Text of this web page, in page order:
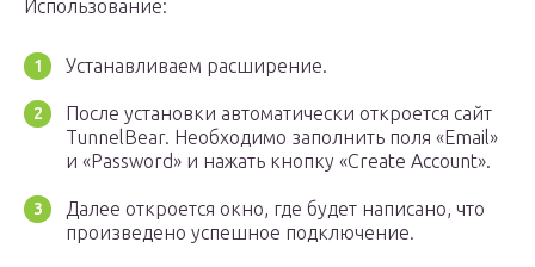
Использование:
Устанавливаем расширение.
После установки автоматически откроется сайт
TunnelBear. Необходимо заполнить поля «Email»
и «Password» и нажать кнопку «Create Account».
Далее откроется окно, где будет написано, что
произведено успешное подключение.